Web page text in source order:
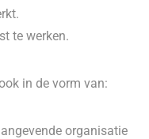
te werken.
in de vorm van:
organisatie